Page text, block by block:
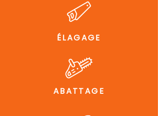
ÉLAGAGE
ABATTAGE